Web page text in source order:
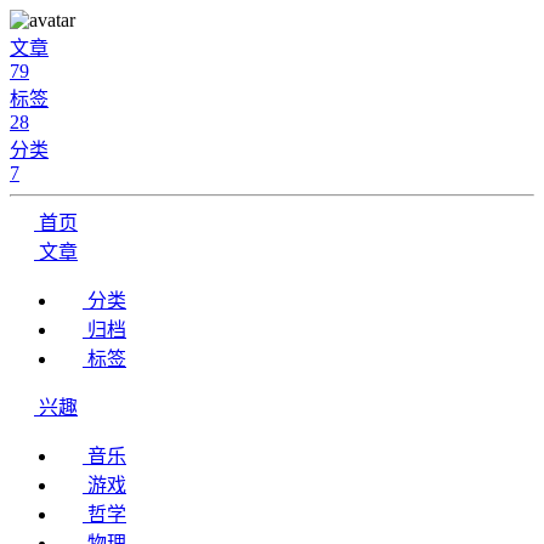
文章
79
标签
28
分类
7
首页
文章
分类
归档
标签
兴趣
音乐
游戏
哲学